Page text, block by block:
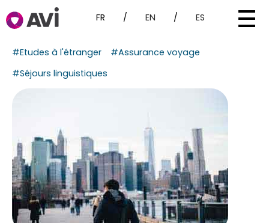
FR / EN / ES
#Etudes à l'étranger
#Assurance voyage
#Séjours linguistiques